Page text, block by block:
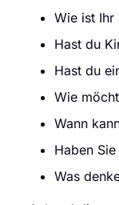
Wie ist Ihr
Hast du
Hast du
Wie
Wann
Haben
Was